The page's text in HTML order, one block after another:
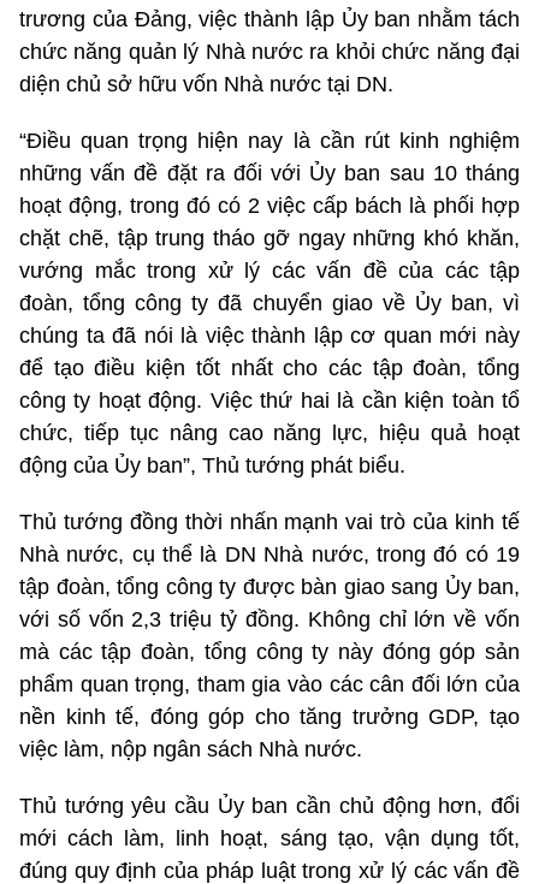
trương của Đảng, việc thành lập Ủy ban nhằm tách
chức năng quản lý Nhà nước ra khỏi chức năng đại
diện chủ sở hữu vốn Nhà nước tại DN.
“Điều quan trọng hiện nay là cần rút kinh nghiệm
những vấn đề đặt ra đối với Ủy ban sau 10 tháng
hoạt động, trong đó có 2 việc cấp bách là phối hợp
chặt chẽ, tập trung tháo gỡ ngay những khó khăn,
vướng mắc trong xử lý các vấn đề của các tập
đoàn, tổng công ty đã chuyển giao về Ủy ban, vì
chúng ta đã nói là việc thành lập cơ quan mới này
để tạo điều kiện tốt nhất cho các tập đoàn, tổng
công ty hoạt động. Việc thứ hai là cần kiện toàn tổ
chức, tiếp tục nâng cao năng lực, hiệu quả hoạt
động của Ủy ban”, Thủ tướng phát biểu.
Thủ tướng đồng thời nhấn mạnh vai trò của kinh tế
Nhà nước, cụ thể là DN Nhà nước, trong đó có 19
tập đoàn, tổng công ty được bàn giao sang Ủy ban,
với số vốn 2,3 triệu tỷ đồng. Không chỉ lớn về vốn
mà các tập đoàn, tổng công ty này đóng góp sản
phẩm quan trọng, tham gia vào các cân đối lớn của
nền kinh tế, đóng góp cho tăng trưởng GDP, tạo
việc làm, nộp ngân sách Nhà nước.
Thủ tướng yêu cầu Ủy ban cần chủ động hơn, đổi
mới cách làm, linh hoạt, sáng tạo, vận dụng tốt,
đúng quy định của pháp luật trong xử lý các vấn đề